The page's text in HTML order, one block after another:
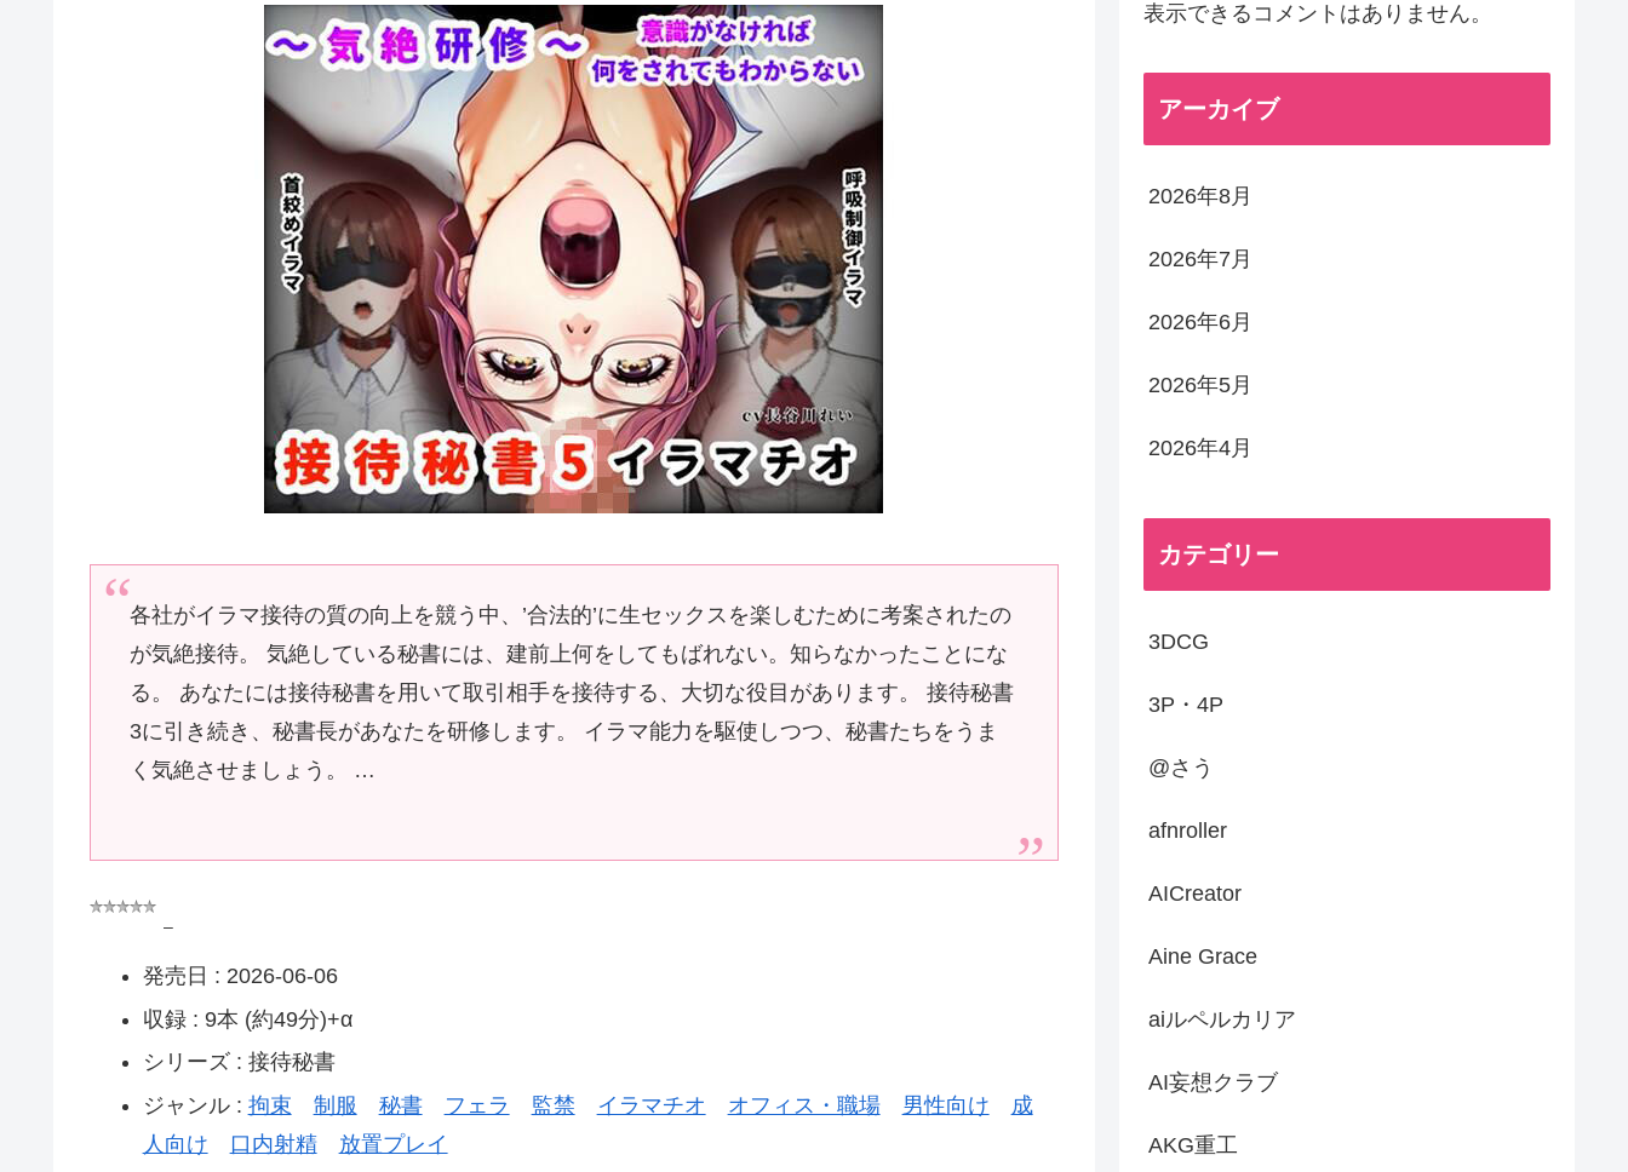
各社がイラマ接待の質の向上を競う中、’合法的’に生セックスを楽しむために考案されたの
が気絶接待。 気絶している秘書には、建前上何をしてもばれない。知らなかったことにな
る。 あなたには接待秘書を用いて取引相手を接待する、大切な役目があります。 接待秘書
3に引き続き、秘書長があなたを研修します。 イラマ能力を駆使しつつ、秘書たちをうま
く気絶させましょう。 …
–
発売日 : 2026-06-06
収録 : 9本 (約49分)+α
シリーズ : 接待秘書
ジャンル : 拘束 制服 秘書 フェラ 監禁 イラマチオ オフィス・職場 男性向け
成
人向け
口内射精
放置プレイ
表示できるコメントはありません。
アーカイブ
2026年8月
2026年7月
2026年6月
2026年5月
2026年4月
カテゴリー
3DCG
3P・4P
@さう
afnroller
AICreator
Aine Grace
aiルペルカリア
AI妄想クラブ
AKG重工